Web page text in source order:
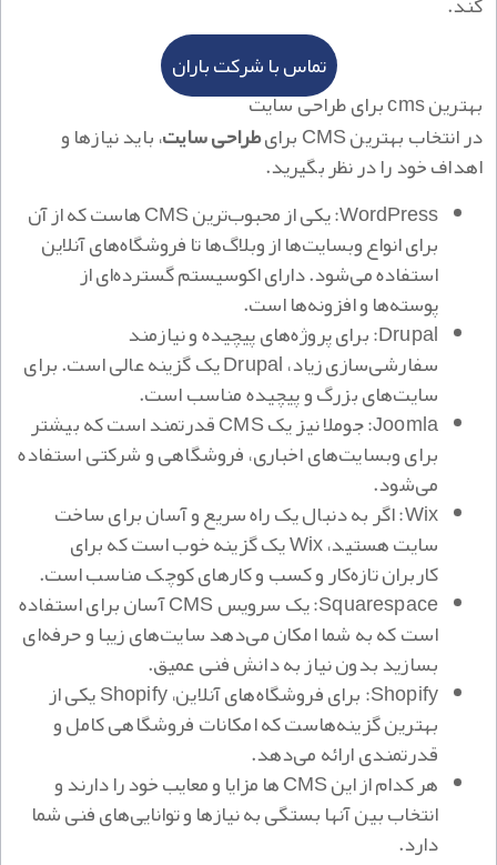
تماس با شرکت باران
بهترین cms برای طراحی سایت
در انتخاب بهترین CMS برای طراحی سایت، باید نیازها و
اهداف خود را در نظر بگیرید.
WordPress: یکی از محبوب‌ترین CMS هاست که از آن
برای انواع وبسایت‌ها از وبلاگ‌ها تا فروشگاه‌های آنلاین
استفاده می‌شود. دارای اکوسیستم گسترده‌ای از
پوسته‌ها و افزونه‌ها است.
Drupal: برای پروژه‌های پیچیده و نیازمند
سفارشی‌سازی زیاد، Drupal یک گزینه عالی است. برای
سایت‌های بزرگ و پیچیده مناسب است.
Joomla: جوملا نیز یک CMS قدرتمند است که بیشتر
برای وبسایت‌های اخباری، فروشگاهی و شرکتی استفاده
می‌شود.
Wix: اگر به دنبال یک راه سریع و آسان برای ساخت
سایت هستید، Wix یک گزینه خوب است که برای
کاربران تازه‌کار و کسب و کارهای کوچک مناسب است.
Squarespace: یک سرویس CMS آسان برای استفاده
است که به شما امکان می‌دهد سایت‌های زیبا و حرفه‌ای
بسازید بدون نیاز به دانش فنی عمیق.
Shopify: برای فروشگاه‌های آنلاین، Shopify یکی از
بهترین گزینه‌هاست که امکانات فروشگاهی کامل و
قدرتمندی ارائه می‌دهد.
هر کدام از این CMS ها مزایا و معایب خود را دارند و
انتخاب بین آنها بستگی به نیازها و توانایی‌های فنی شما
دارد.